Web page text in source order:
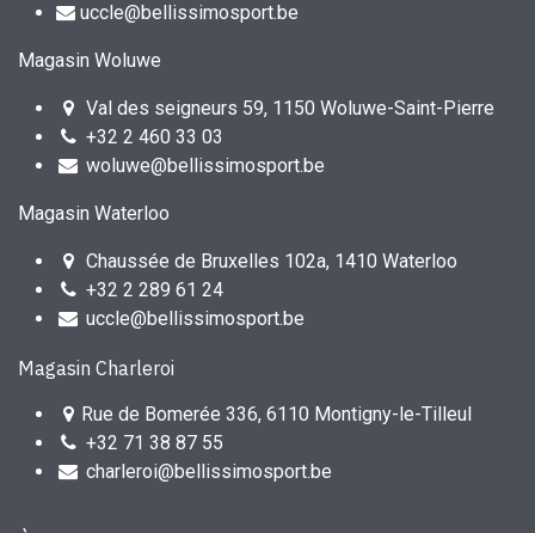
uccle@bellissimosport.be
Magasin Woluwe
Val des seigneurs 59, 1150 Woluwe-Saint-Pierre
+32 2 460 33 03
woluwe@bellissimosport.be
Magasin Waterloo
Chaussée de Bruxelles 102a, 1410 Waterloo
+32 2 289 61 24
uccle@bellissimosport.be
Magasin Charleroi
Rue de Bomerée 336, 6110 Montigny-le-Tilleul
+32 71 38 87 55
charleroi@bellissimosport.be